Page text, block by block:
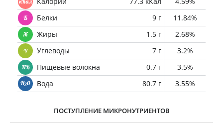
Белки
9 г
11.84%
Жиры
1.5 г
2.68%
Углеводы
7 г
3.2%
Пищевые волокна
0.7 г
3.5%
Вода
80.7 г 3.55%
ПОСТУПЛЕНИЕ МИКРОНУТРИЕНТОВ